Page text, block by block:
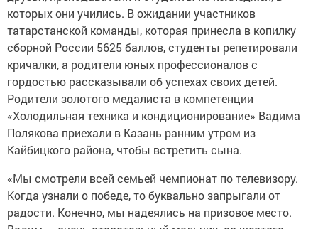
друзья, преподаватели и студенты из колледжей, в
которых они учились. В ожидании участников
татарстанской команды, которая принесла в копилку